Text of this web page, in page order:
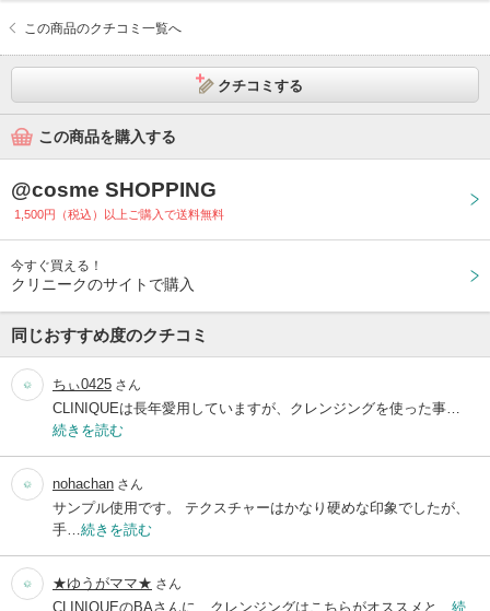
この商品のクチコミ一覧へ
クチコミする
この商品を購入する
@cosme SHOPPING
1,500円（税込）以上ご購入で送料無料
今すぐ買える！
クリニークのサイトで購入
同じおすすめ度のクチコミ
ちぃ0425 さん
CLINIQUEは長年愛用していますが、クレンジングを使った事…
続きを読む
nohachan さん
サンプル使用です。 テクスチャーはかなり硬めな印象でしたが、
手… 続きを読む
★ゆうがママ★ さん
CLINIQUEのBAさんに、クレンジングはこちらがオススメと… 続